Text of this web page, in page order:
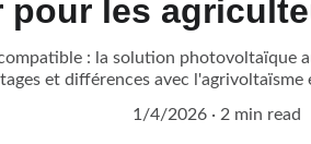
pour les
: la solution photovoltaïque
et différences avec
1/4/2026
2 min read